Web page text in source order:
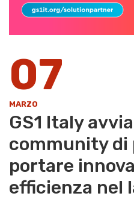
07
MARZO
GS1 Italy
community di
portare
efficienza nel